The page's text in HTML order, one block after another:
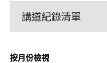
講道紀錄清單
按月份檢視